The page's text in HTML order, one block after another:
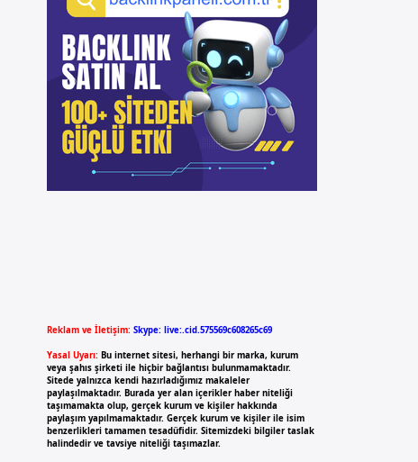
Reklam ve İletişim: Skype: live:.cid.575569c608265c69
Yasal Uyarı: Bu internet sitesi, herhangi bir marka, kurum
veya şahıs şirketi ile hiçbir bağlantısı bulunmamaktadır.
Sitede yalnızca kendi hazırladığımız makaleler
paylaşılmaktadır. Burada yer alan içerikler haber niteliği
taşımamakta olup, gerçek kurum ve kişiler hakkında
paylaşım yapılmamaktadır. Gerçek kurum ve kişiler ile isim
benzerlikleri tamamen tesadüfidir. Sitemizdeki bilgiler taslak
halindedir ve tavsiye niteliği taşımazlar.